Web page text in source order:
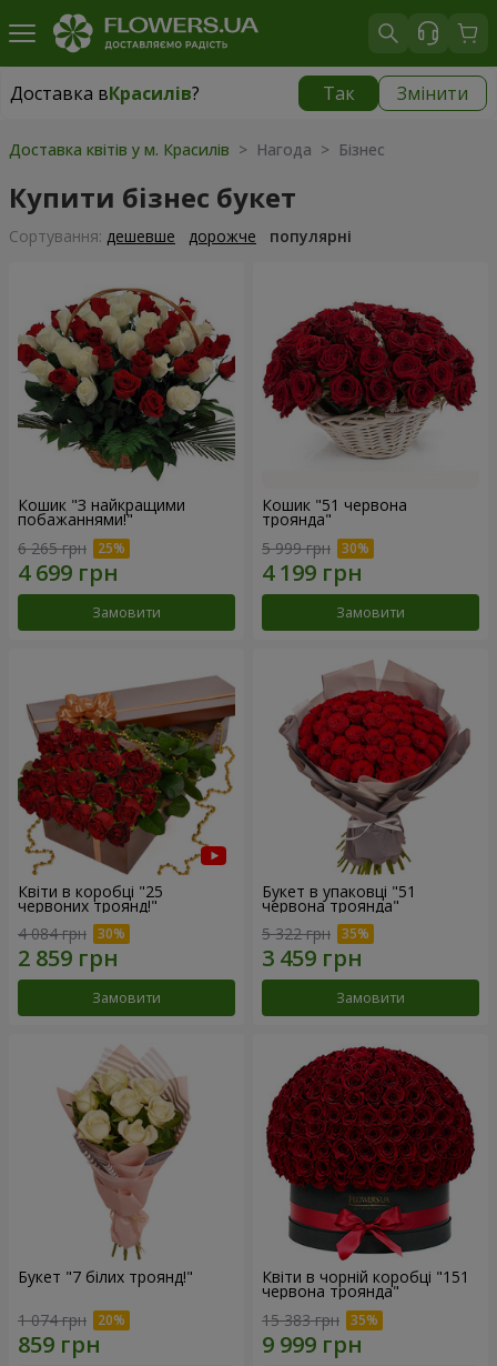
Доставка вКрасилів? Так Змінити
Доставка вКрасилів|
Доставка квітів у м. Красилів > Нагода > Бізнес
Купити бізнес букет
Сортування: дешевше дорожче популярні
Кошик "З найкращими
побажаннями!"
6 265 грн
Замовити
Кошик "51 червона
троянда"
5 999 грн
Замовити
Квіти в коробці "25
червоних троянд!"
4 084 грн
Замовити
Букет в упаковці "51
червона троянда"
5 322 грн
Замовити
Букет "7 білих троянд!"
1 074 грн
Квіти в чорній коробці "151
червона троянда"
15 383 грн